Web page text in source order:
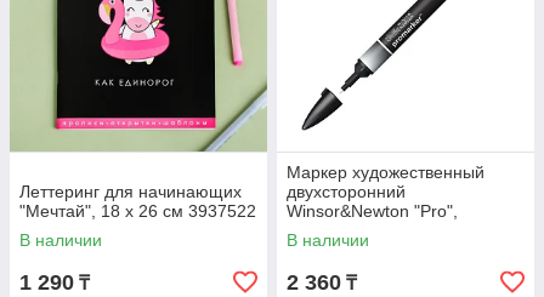
Леттеринг для начинающих
"Мечтай", 18 х 26 см 3937522
В наличии
1 290 ₸
Маркер художественный
двухсторонний
Winsor&Newton "Pro",
пулевидный/скошенный,
2мм/7мм, растушевка (
В наличии
2 360 ₸